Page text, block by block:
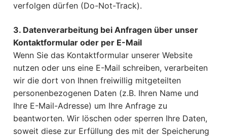
verfolgen dürfen (Do-Not-Track).
3. Datenverarbeitung bei Anfragen über unser
Kontaktformular oder per E-Mail
Wenn Sie das Kontaktformular unserer Website
nutzen oder uns eine E-Mail schreiben, verarbeiten
wir die dort von Ihnen freiwillig mitgeteilten
personenbezogenen Daten (z.B. Ihren Name und
Ihre E-Mail-Adresse) um Ihre Anfrage zu
beantworten. Wir löschen oder sperren Ihre Daten,
soweit diese zur Erfüllung des mit der Speicherung